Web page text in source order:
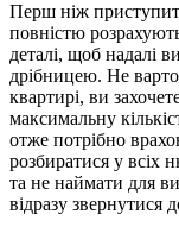
Перш ніж
повністю
деталі, щоб надалі
дрібницею. Не
квартирі, ви
максимальну
отже потрібно
розбиратися у всіх
та не наймати для
відразу звернутися